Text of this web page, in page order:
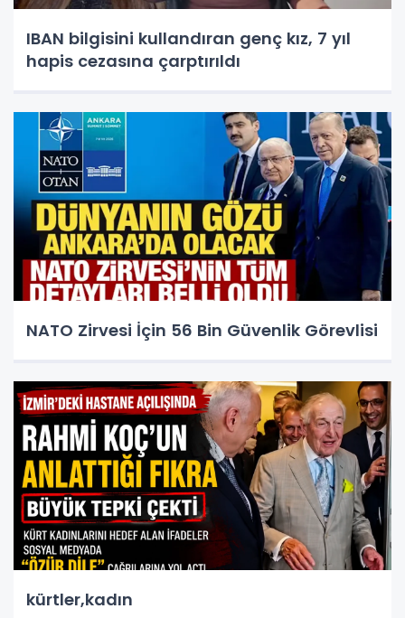
IBAN bilgisini kullandıran genç kız, 7 yıl
hapis cezasına çarptırıldı
NATO Zirvesi İçin 56 Bin Güvenlik Görevlisi
kürtler,kadın